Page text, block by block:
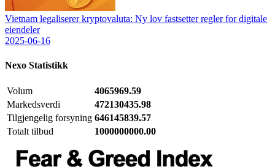
Vietnam legaliserer kryptovaluta: Ny lov fastsetter regler for digitale
eiendeler
2025-06-16
Nexo Statistikk
Volum
4065969.59
Markedsverdi
472130435.98
Tilgjengelig forsyning 646145839.57
Totalt tilbud
1000000000.00